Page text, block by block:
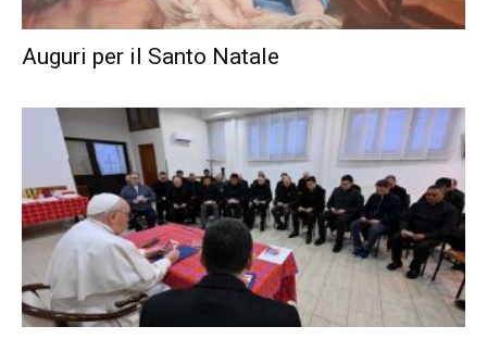
Auguri per il Santo Natale